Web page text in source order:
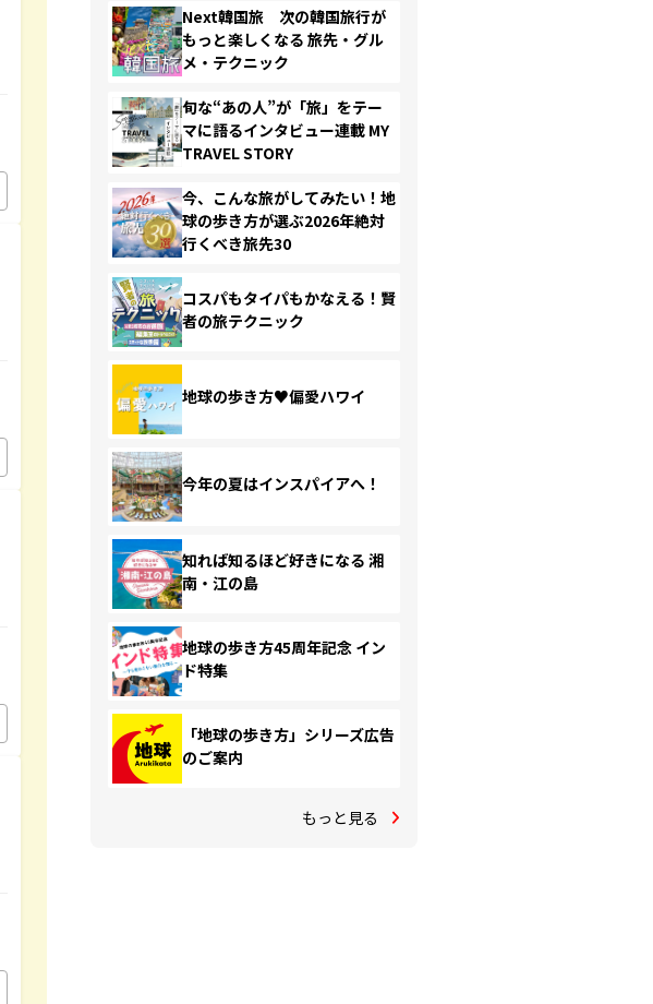
Next韓国旅 次の韓国旅行が
もっと楽しくなる 旅先・グル
メ・テクニック
旬な“あの人”が「旅」をテー
マに語るインタビュー連載 MY
TRAVEL STORY
今、こんな旅がしてみたい！地
球の歩き方が選ぶ2026年絶対
行くべき旅先30
コスパもタイパもかなえる！賢
者の旅テクニック
地球の歩き方♥偏愛ハワイ
今年の夏はインスパイアへ！
知れば知るほど好きになる 湘
南・江の島
地球の歩き方45周年記念 イン
ド特集
「地球の歩き方」シリーズ広告
のご案内
もっと見る